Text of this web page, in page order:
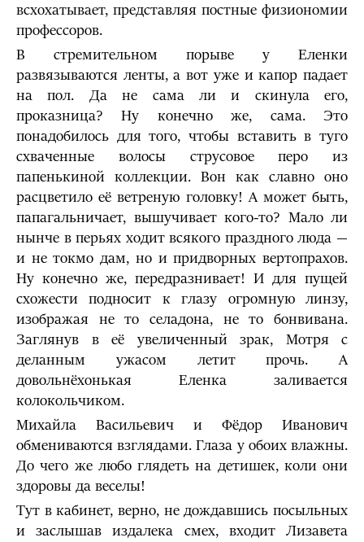
всхохатывает, представляя постные физиономии
профессоров.
В стремительном порыве у Еленки
развязываются ленты, а вот уже и капор падает
на пол. Да не сама ли и скинула его,
проказница? Ну конечно же, сама. Это
понадобилось для того, чтобы вставить в туго
схваченные волосы струсовое перо из
папенькиной коллекции. Вон как славно оно
расцветило её ветреную головку! А может быть,
папагальничает, вышучивает кого-то? Мало ли
нынче в перьях ходит всякого праздного люда —
и не токмо дам, но и придворных верто­прахов.
Ну конечно же, передразнивает! И для пущей
схожести подносит к глазу огромную линзу,
изображая не то селадона, не то бонвивана.
Заглянув в её увеличенный зрак, Мотря с
деланным ужасом летит прочь. А
довольнёхонькая Еленка заливается
колокольчиком.
Михайла Васильевич и Фёдор Иванович
обмениваются взглядами. Глаза у обоих влажны.
До чего же любо глядеть на детишек, коли они
здоровы да веселы!
Тут в кабинет, верно, не дождавшись посыльных
и заслышав издалека смех, входит Лизавета